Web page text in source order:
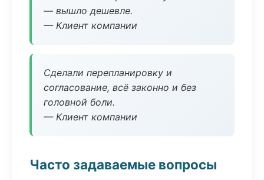
— вышло дешевле.
— Клиент компании
Сделали перепланировку и
согласование, всё законно и без
головной боли.
— Клиент компании
Часто задаваемые вопросы